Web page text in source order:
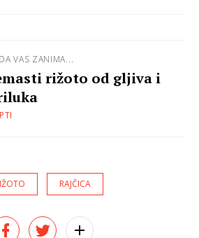
VAS ZANIMA...
rižoto od gljiva i
RAJČICA